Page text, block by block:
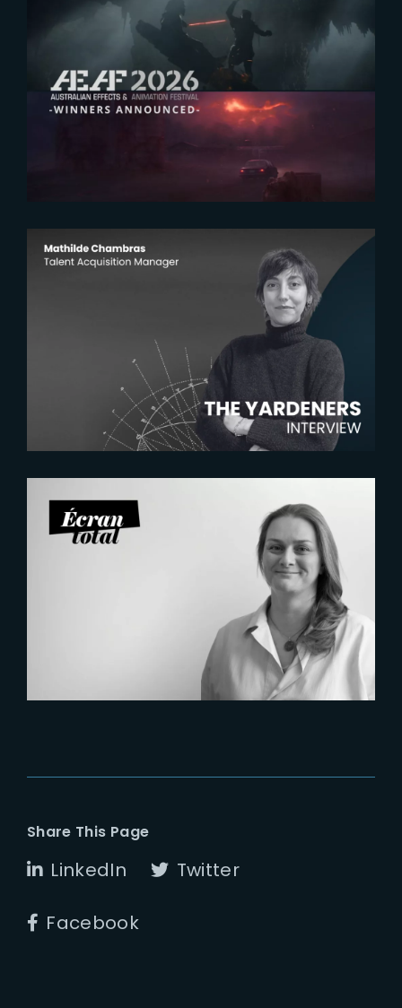
The Yard receives two honors at
2026 AEAF Awards
The Yardeners – Mathilde
Chambras, Talent Acquisition
Manager
Six Figures Shaping France’s
VFX and Post-Production
Share This Page
LinkedIn Twitter
Facebook